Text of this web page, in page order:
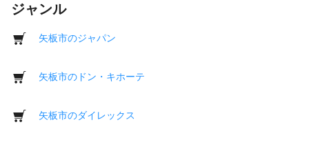
ジャンル
矢板市のジャパン
矢板市のドン・キホーテ
矢板市のダイレックス